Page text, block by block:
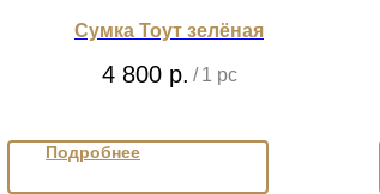
Сумка Тоут зелёная
4 800 р. / 1 pc
Подробнее